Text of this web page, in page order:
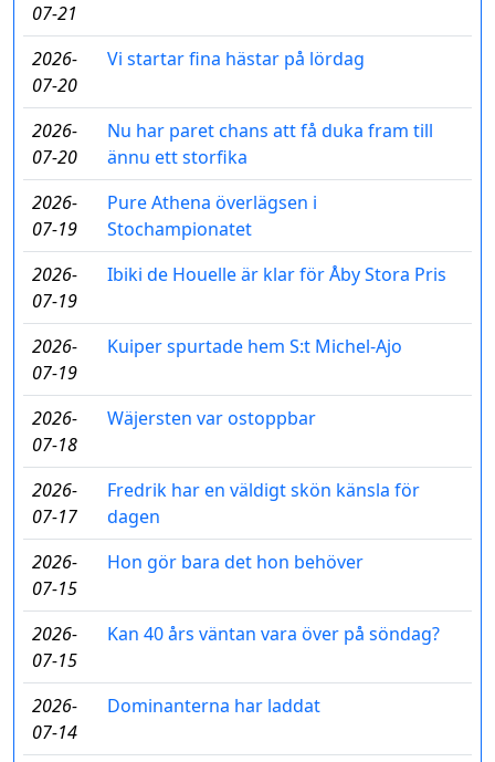
07-21
2026-
07-20
Vi startar fina hästar på lördag
2026-
07-20
Nu har paret chans att få duka fram till
ännu ett storfika
2026-
07-19
Pure Athena överlägsen i
Stochampionatet
2026-
07-19
Ibiki de Houelle är klar för Åby Stora Pris
2026-
07-19
Kuiper spurtade hem S:t Michel-Ajo
2026-
07-18
Wäjersten var ostoppbar
2026-
07-17
Fredrik har en väldigt skön känsla för
dagen
2026-
07-15
Hon gör bara det hon behöver
2026-
07-15
Kan 40 års väntan vara över på söndag?
2026-
07-14
Dominanterna har laddat